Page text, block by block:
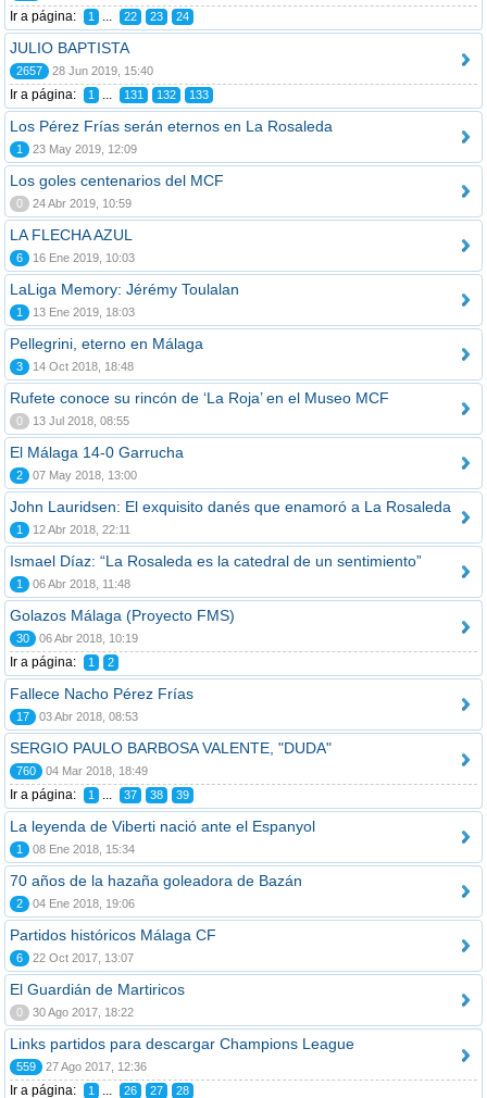
Ir a página: 1 ... 22 23 24
JULIO BAPTISTA
2657 28 Jun 2019, 15:40
Ir a página: 1 ... 131 132 133
Los Pérez Frías serán eternos en La Rosaleda
1 23 May 2019, 12:09
Los goles centenarios del MCF
0 24 Abr 2019, 10:59
LA FLECHA AZUL
6 16 Ene 2019, 10:03
LaLiga Memory: Jérémy Toulalan
1 13 Ene 2019, 18:03
Pellegrini, eterno en Málaga
3 14 Oct 2018, 18:48
Rufete conoce su rincón de ‘La Roja’ en el Museo MCF
0 13 Jul 2018, 08:55
El Málaga 14-0 Garrucha
2 07 May 2018, 13:00
John Lauridsen: El exquisito danés que enamoró a La Rosaleda
1 12 Abr 2018, 22:11
Ismael Díaz: “La Rosaleda es la catedral de un sentimiento”
1 06 Abr 2018, 11:48
Golazos Málaga (Proyecto FMS)
30 06 Abr 2018, 10:19
Ir a página: 1 2
Fallece Nacho Pérez Frías
17 03 Abr 2018, 08:53
SERGIO PAULO BARBOSA VALENTE, "DUDA"
760 04 Mar 2018, 18:49
Ir a página: 1 ... 37 38 39
La leyenda de Viberti nació ante el Espanyol
1 08 Ene 2018, 15:34
70 años de la hazaña goleadora de Bazán
2 04 Ene 2018, 19:06
Partidos históricos Málaga CF
6 22 Oct 2017, 13:07
El Guardián de Martiricos
0 30 Ago 2017, 18:22
Links partidos para descargar Champions League
559 27 Ago 2017, 12:36
Ir a página: 1 ... 26 27 28